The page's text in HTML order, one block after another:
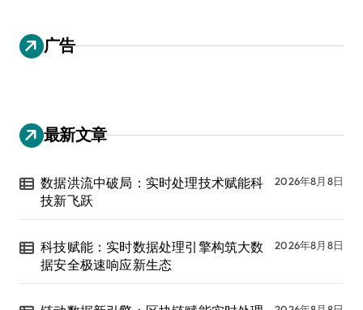
广告
最新文章
数据洪流中破局：实时处理技术赋能科
技新飞跃
2026年8月8日
科技赋能：实时数据处理引擎构筑大数
据安全极速响应新生态
2026年8月8日